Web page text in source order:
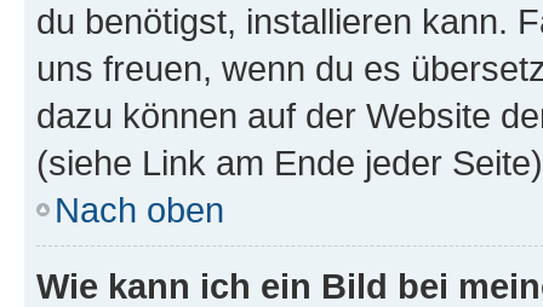
du benötigst, installieren kann.
uns freuen, wenn du es
dazu können auf der Website
(siehe Link am Ende jeder
Nach oben
Wie kann ich ein Bild bei